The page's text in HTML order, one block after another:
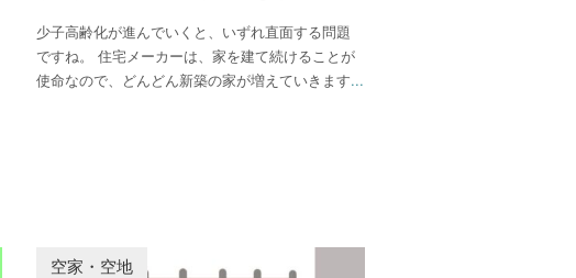
少子高齢化が進んでいくと、いずれ直面する問題
ですね。 住宅メーカーは、家を建て続けることが
使命なので、どんどん新築の家が増えていきます...
空家・空地